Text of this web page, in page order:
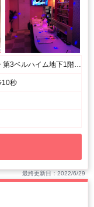
10秒
最終更新日：2022/6/29